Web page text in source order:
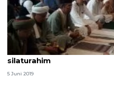
Bupati Nunukan jadikan
silaturahim
5 Juni 2019